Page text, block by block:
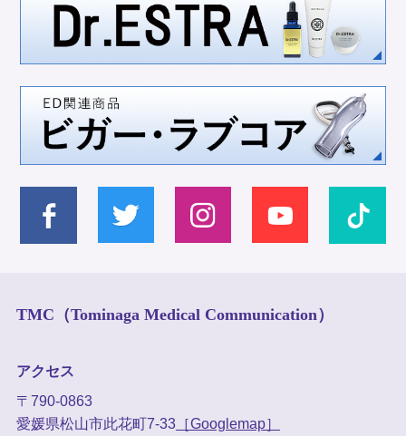
TMC（Tominaga Medical Communication）
アクセス
〒790-0863
愛媛県松山市此花町7-33［Googlemap］